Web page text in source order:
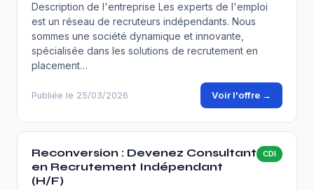
Description de l'entreprise Les experts de l'emploi
est un réseau de recruteurs indépendants. Nous
sommes une société dynamique et innovante,
spécialisée dans les solutions de recrutement en
placement…
Publiée le 25/03/2026 Voir l'offre →
Reconversion : Devenez Consultant
en Recrutement Indépendant
(H/F)
CDI